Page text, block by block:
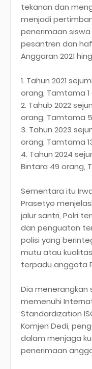
tekanan dan
menjadi
penerimaan
pesantren dan
Anggaran 2021
1. Tahun 2021
orang, Tamtama 1
2. Tahub 2022
orang, Tamtama
3. Tahun 2023
orang, Tamtama
4. Tahun 2024
Bintara 49 orang,
Sementara itu
Prasetyo
jalur santri, Polri
dan penguatan
polisi yang
mutu atau
terpadu anggota
Dia menerangkan
memenuhi
Standardization
Komjen Dedi,
dalam menjaga
penerimaan